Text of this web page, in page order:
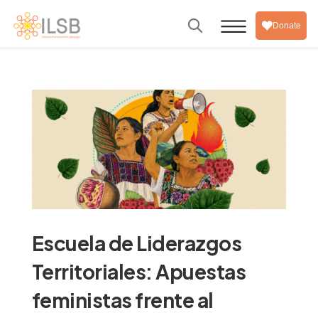
Donate
Escuela de Liderazgos
Territoriales: Apuestas
feministas frente al